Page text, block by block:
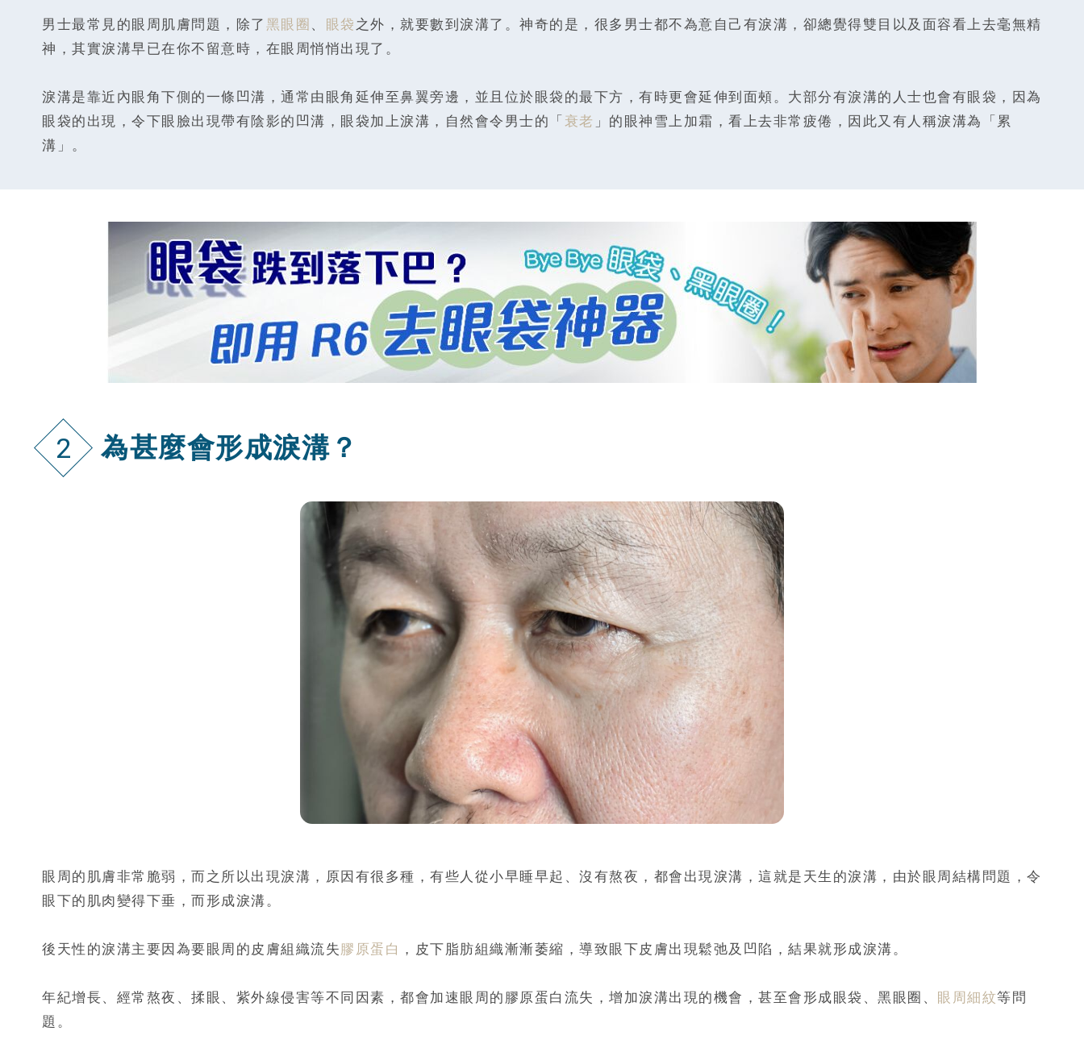
男士最常見的眼周肌膚問題，除了 黑眼圈 、 眼袋 之外，就要數到淚溝了。神奇的是，很多男士都不為意自己有淚溝，卻總覺得雙目以及面容看上去毫無精
神，其實淚溝早已在你不留意時，在眼周悄悄出現了。
淚溝是靠近內眼角下側的一條凹溝，通常由眼角延伸至鼻翼旁邊，並且位於眼袋的最下方，有時更會延伸到面頰。大部分有淚溝的人士也會有眼袋，因為
眼袋的出現，令下眼臉出現帶有陰影的凹溝，眼袋加上淚溝，自然會令男士的「 衰老 」的眼神雪上加霜，看上去非常疲倦，因此又有人稱淚溝為「累
溝」。
2 為甚麼會形成淚溝？
眼周的肌膚非常脆弱，而之所以出現淚溝，原因有很多種，有些人從小早睡早起、沒有熬夜，都會出現淚溝，這就是天生的淚溝，由於眼周結構問題，令
眼下的肌肉變得下垂，而形成淚溝。
後天性的淚溝主要因為要眼周的皮膚組織流失膠原蛋白 ，皮下脂肪組織漸漸萎縮，導致眼下皮膚出現鬆弛及凹陷，結果就形成淚溝。
年紀增長、經常熬夜、揉眼、紫外線侵害等不同因素，都會加速眼周的膠原蛋白流失，增加淚溝出現的機會，甚至會形成眼袋、黑眼圈、 眼周細紋等問